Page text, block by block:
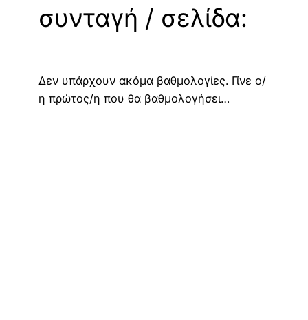
συνταγή / σελίδα:
Δεν υπάρχουν ακόμα βαθμολογίες. Γίνε ο/
η πρώτος/η που θα βαθμολογήσει…